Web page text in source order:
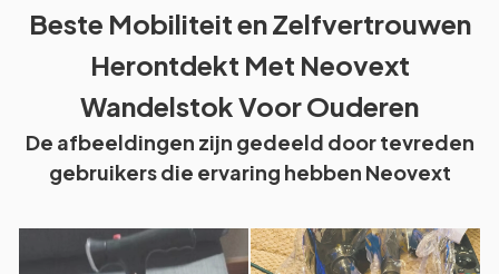
Beste Mobiliteit en Zelfvertrouwen
Herontdekt Met Neovext
Wandelstok Voor Ouderen
De afbeeldingen zijn gedeeld door tevreden
gebruikers die ervaring hebben Neovext